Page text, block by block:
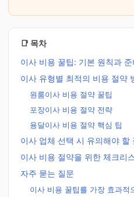
📑 목차
이사 비용 꿀팁: 기본 원칙과
이사 유형별 최적의 비용 절약
원룸이사 비용 절약 꿀팁
포장이사 비용 절약 전략
용달이사 비용 절약 핵심 팁
이사 업체 선택 시 유의해야 할
이사 비용 절약을 위한 체크리
자주 묻는 질문
이사 비용 꿀팁를 가장 효과적